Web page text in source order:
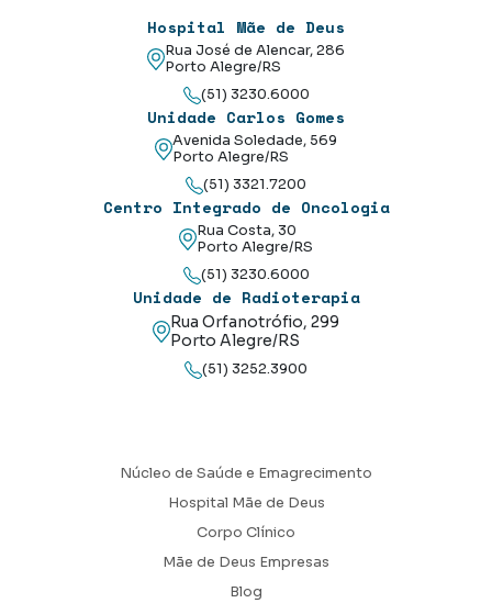
Hospital Mãe de Deus
Rua José de Alencar, 286
Porto Alegre/RS
(51) 3230.6000
Unidade Carlos Gomes
Avenida Soledade, 569
Porto Alegre/RS
(51) 3321.7200
Centro Integrado de Oncologia
Rua Costa, 30
Porto Alegre/RS
(51) 3230.6000
Unidade de Radioterapia
Rua Orfanotrófio, 299
Porto Alegre/RS
(51) 3252.3900
Núcleo de Saúde e Emagrecimento
Hospital Mãe de Deus
Corpo Clínico
Mãe de Deus Empresas
Blog